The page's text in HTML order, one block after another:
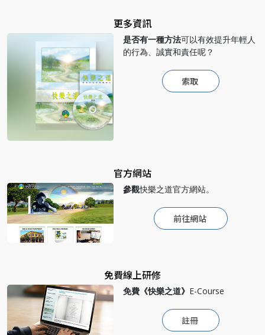
更多資訊
是否有一種方法可以有效提升年輕人
的行為、誠實和責任呢？
索取
官方網站
參觀快樂之道官方網站。
前往網站
免費線上研修
免費 《快樂之道》 E-Course
註冊